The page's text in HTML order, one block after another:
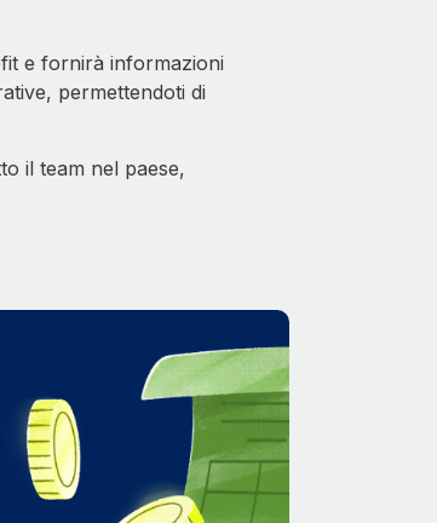
e fornirà informazioni
permettendoti di
il team nel paese,